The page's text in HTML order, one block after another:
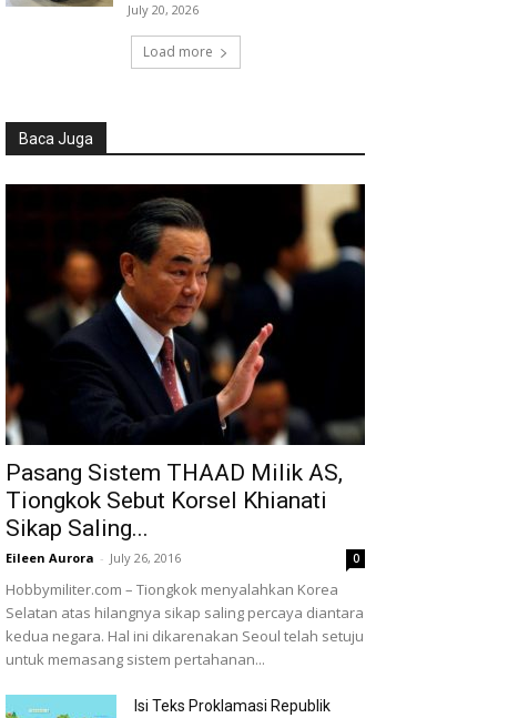
July 20, 2026
Load more
Baca Juga
Pasang Sistem THAAD Milik AS,
Tiongkok Sebut Korsel Khianati
Sikap Saling...
Eileen Aurora - July 26, 2016 0
Hobbymiliter.com – Tiongkok menyalahkan Korea
Selatan atas hilangnya sikap saling percaya diantara
kedua negara. Hal ini dikarenakan Seoul telah setuju
untuk memasang sistem pertahanan...
Isi Teks Proklamasi Republik